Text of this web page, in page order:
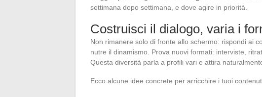
settimana dopo settimana, e dove agire in priorità.
Costruisci il dialogo, varia i
Non rimanere solo di fronte allo schermo: rispondi ai
nutre il dinamismo. Prova nuovi formati: interviste,
Questa diversità parla a profili vari e attira
Ecco alcune idee concrete per arricchire i tuoi